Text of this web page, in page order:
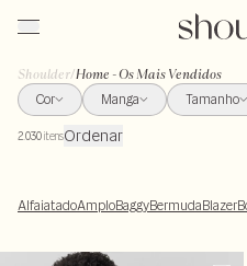
Shoulder/Home - Os Mais Vendidos
Cor
Manga Tamanho
2.030itensOrdenar
AlfaiatadoAmploBaggyBermudaBlazer